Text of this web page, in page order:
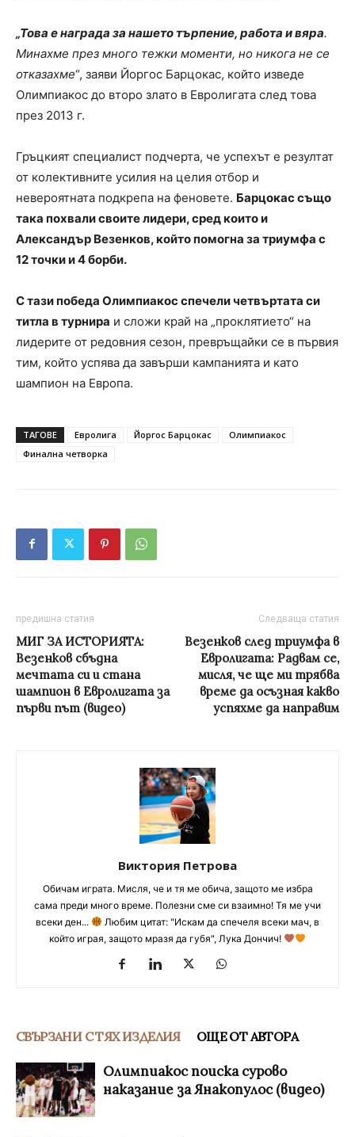
„Това е награда за нашето търпение, работа и вяра.
Минахме през много тежки моменти, но никога не се
отказахме“, заяви Йоргос Барцокас, който изведе
Олимпиакос до второ злато в Евролигата след това
през 2013 г.
Гръцкият специалист подчерта, че успехът е резултат
от колективните усилия на целия отбор и
невероятната подкрепа на феновете. Барцокас също
така похвали своите лидери, сред които и
Александър Везенков, който помогна за триумфа с
12 точки и 4 борби.
С тази победа Олимпиакос спечели четвъртата си
титла в турнира и сложи край на „проклятието“ на
лидерите от редовния сезон, превръщайки се в първия
тим, който успява да завърши кампанията и като
шампион на Европа.
ТАГОВЕ Евролига Йоргос Барцокас
Олимпиакос
Финална четворка
предишна статия
МИГ ЗА ИСТОРИЯТА:
Везенков сбъдна
мечтата си и стана
шампион в Евролигата за
първи път (видео)
Следваща статия
Везенков след триумфа в
Евролигата: Радвам се,
мисля, че ще ми трябва
време да осъзная какво
успяхме да направим
Виктория Петрова
Обичам играта. Мисля, че и тя ме обича, защото ме избра
сама преди много време. Полезни сме си взаимно! Тя ме учи
всеки ден...
Любим цитат: "Искам да спечеля всеки мач, в
който играя, защото мразя да губя", Лука Дончич!
СВЪРЗАНИ С ТЯХ ИЗДЕЛИЯ ОЩЕ ОТ АВТОРА
Олимпиакос поиска сурово
наказание за Янакопулос (видео)